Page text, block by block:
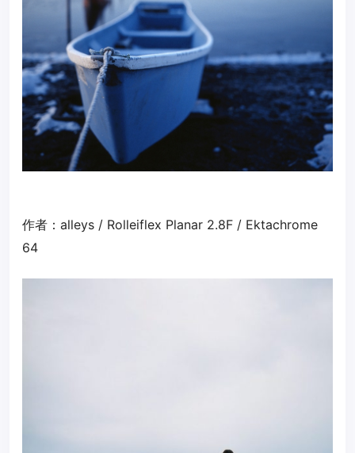
作者：alleys / Rolleiflex Planar 2.8F / Ektachrome
64